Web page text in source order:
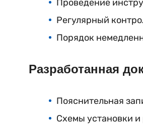
Проведение
Регулярный
Порядок
Разработанная
Пояснительная
Схемы установки